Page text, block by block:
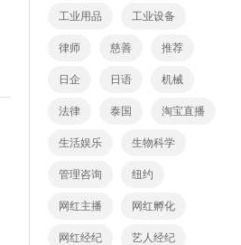
工业用品 工业设备
律师 慈善 推荐
日企 日语 机械
法律 泰国 淘宝直播
生活娱乐 生物科学
管理咨询 纽约
网红主播 网红孵化
网红经纪 艺人经纪